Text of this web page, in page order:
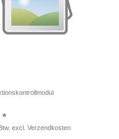
*
excl.Verzendkosten